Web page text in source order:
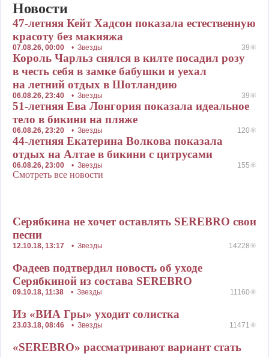
Новости
47-летняя Кейт Хадсон показала естественную
красоту без макияжа
07.08.26, 00:00 • Звезды 39
Король Чарльз снялся в килте посадил розу
в честь себя в замке бабушки и уехал
на летний отдых в Шотландию
06.08.26, 23:40 • Звезды 39
51-летняя Ева Лонгория показала идеальное
тело в бикини на пляже
06.08.26, 23:20 • Звезды 120
44-летняя Екатерина Волкова показала
отдых на Алтае в бикини с цитрусами
06.08.26, 23:00 • Звезды 155
Смотреть все новости
Серябкина не хочет оставлять SEREBRO свои
песни
12.10.18, 13:17 • Звезды 14228
Фадеев подтвердил новость об уходе
Серябкиной из состава SEREBRO
09.10.18, 11:38 • Звезды 11160
Из «ВИА Гры» уходит солистка
23.03.18, 08:46 • Звезды 11471
«SEREBRO» рассматривают вариант стать